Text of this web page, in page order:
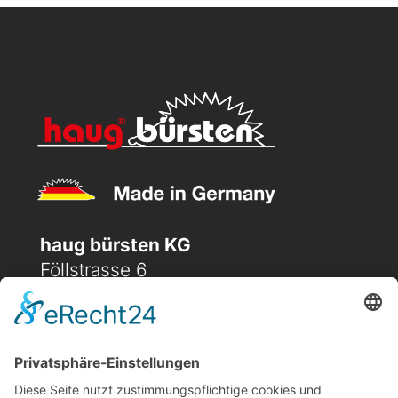
haug bürsten KG
Föllstrasse 6
 (+49) 08231 / 96 30 96